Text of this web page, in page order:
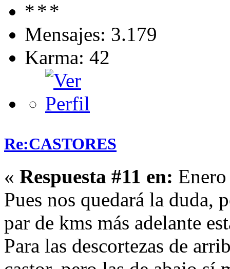
Mensajes: 3.179
Karma: 42
Re:CASTORES
« Respuesta #11 en:
Pues nos quedará la duda,
par de kms más adelante
Para las descortezas de